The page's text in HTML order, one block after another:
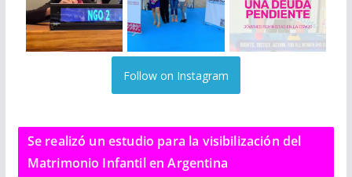
Follow on Instagram
Se realizó un estudio para la visibilización del
Matrimonio Infantil en Argentina